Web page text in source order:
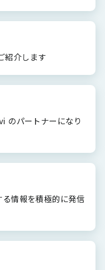
紹介します
のパートナーになり
情報を積極的に発信